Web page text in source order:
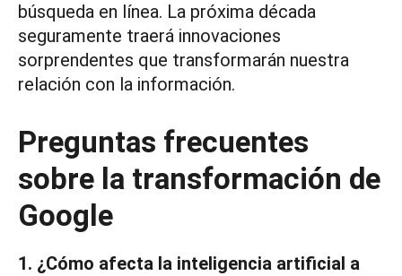
búsqueda en línea. La próxima década
seguramente traerá innovaciones
sorprendentes que transformarán nuestra
relación con la información.
Preguntas frecuentes
sobre la transformación de
Google
1. ¿Cómo afecta la inteligencia artificial a